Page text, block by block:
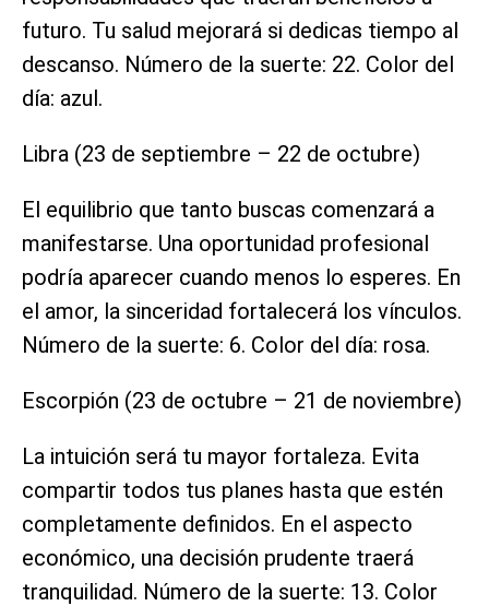
futuro. Tu salud mejorará si dedicas tiempo al
descanso. Número de la suerte: 22. Color del
día: azul.
Libra (23 de septiembre – 22 de octubre)
El equilibrio que tanto buscas comenzará a
manifestarse. Una oportunidad profesional
podría aparecer cuando menos lo esperes. En
el amor, la sinceridad fortalecerá los vínculos.
Número de la suerte: 6. Color del día: rosa.
Escorpión (23 de octubre – 21 de noviembre)
La intuición será tu mayor fortaleza. Evita
compartir todos tus planes hasta que estén
completamente definidos. En el aspecto
económico, una decisión prudente traerá
tranquilidad. Número de la suerte: 13. Color